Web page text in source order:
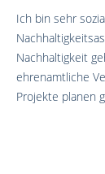
Ich bin sehr
Nachhaltigkeit
ehrenamtliche
Projekte planen